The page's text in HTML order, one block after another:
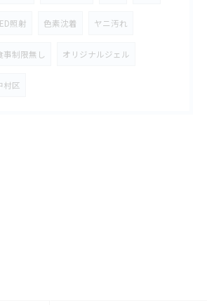
照射 色素沈着 ヤニ汚れ
事制限無し オリジナルジェル
村区